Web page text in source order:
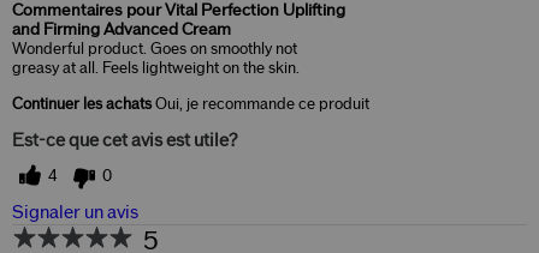
Commentaires pour Vital Perfection Uplifting
and Firming Advanced Cream
Wonderful product. Goes on smoothly not
greasy at all. Feels lightweight on the skin.
Continuer les achatsOui, je recommande ce produit
Est-ce que cet avis est utile?
4 0
Signaler un avis
5